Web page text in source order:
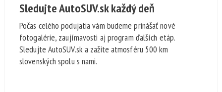
Sledujte AutoSUV.sk každý deň
Počas celého podujatia vám budeme prinášať nové
fotogalérie, zaujímavosti aj program ďalších etáp.
Sledujte AutoSUV.sk a zažite atmosféru 500 km
slovenských spolu s nami.